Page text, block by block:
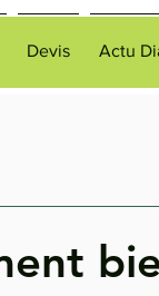
Devis Actu